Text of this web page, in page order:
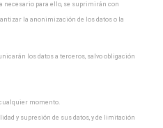
necesario para ello, se suprimirán con
la anonimización de los datos o la
los datos a terceros, salvo obligación
momento.
y supresión de sus datos, y de limitación